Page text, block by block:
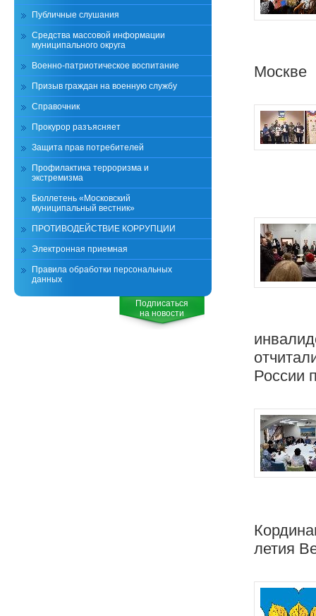
Москве
России
летия
Публичные слушания
Средства массовой информации
муниципального округа
Военно-патриотическое воспитание
Призыв граждан на военную службу
Справочник
Прокурор разъясняет
Защита прав потребителей
Профилактика терроризма и
экстремизма
Бюллетень «Московский
муниципальный вестник»
ПРОТИВОДЕЙСТВИЕ КОРРУПЦИИ
Электронная приемная
Правила обработки персональных
данных
Подписаться
на новости